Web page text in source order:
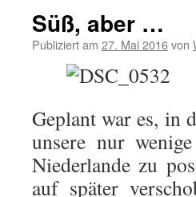
Süß, aber …
Publiziert am 27. Mai 2016von
Geplant war es, in
unsere nur
Niederlande zu
auf später